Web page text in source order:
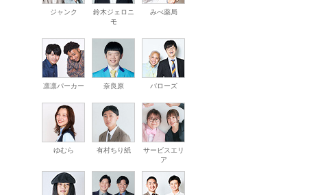
ジャンク
鈴木ジェロニ
モ
みべ薬局
凛凛パーカー 奈良原 バローズ
ゆむら 有村ちり紙
サービスエリ
ア